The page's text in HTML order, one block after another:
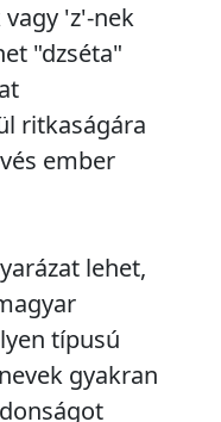
vagy 'z'-nek
"dzséta"
ritkaságára
ember
lehet,
típusú
gyakran